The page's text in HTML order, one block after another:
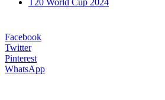
Facebook
Twitter
Pinterest
WhatsApp